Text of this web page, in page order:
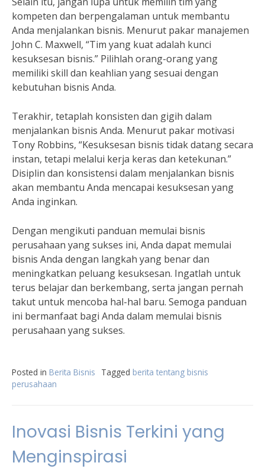
kompeten dan berpengalaman untuk membantu
Anda menjalankan bisnis. Menurut pakar manajemen
John C. Maxwell, “Tim yang kuat adalah kunci
kesuksesan bisnis.” Pilihlah orang-orang yang
memiliki skill dan keahlian yang sesuai dengan
kebutuhan bisnis Anda.
Terakhir, tetaplah konsisten dan gigih dalam
menjalankan bisnis Anda. Menurut pakar motivasi
Tony Robbins, “Kesuksesan bisnis tidak datang secara
instan, tetapi melalui kerja keras dan ketekunan.”
Disiplin dan konsistensi dalam menjalankan bisnis
akan membantu Anda mencapai kesuksesan yang
Anda inginkan.
Dengan mengikuti panduan memulai bisnis
perusahaan yang sukses ini, Anda dapat memulai
bisnis Anda dengan langkah yang benar dan
meningkatkan peluang kesuksesan. Ingatlah untuk
terus belajar dan berkembang, serta jangan pernah
takut untuk mencoba hal-hal baru. Semoga panduan
ini bermanfaat bagi Anda dalam memulai bisnis
perusahaan yang sukses.
Posted in Berita Bisnis Tagged berita tentang bisnis
perusahaan
Inovasi Bisnis Terkini yang
Menginspirasi